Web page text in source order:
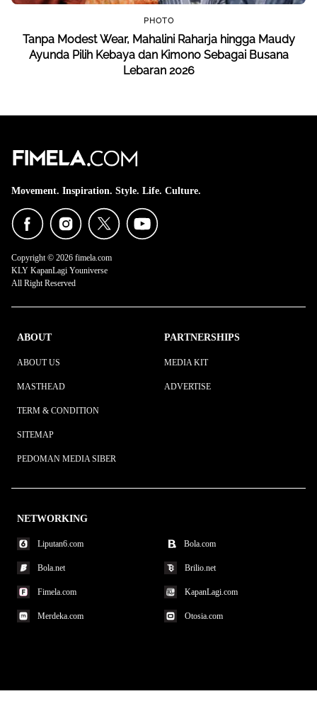
PHOTO
Tanpa Modest Wear, Mahalini Raharja hingga Maudy
Ayunda Pilih Kebaya dan Kimono Sebagai Busana
Lebaran 2026
Movement. Inspiration. Style. Life. Culture.
Copyright © 2026 fimela.com
KLY KapanLagi Youniverse
All Right Reserved
ABOUT
ABOUT US
MASTHEAD
TERM & CONDITION
SITEMAP
PEDOMAN MEDIA SIBER
PARTNERSHIPS
MEDIA KIT
ADVERTISE
NETWORKING
Liputan6.com Bola.com
Bola.net Brilio.net
Fimela.com KapanLagi.com
Merdeka.com Otosia.com